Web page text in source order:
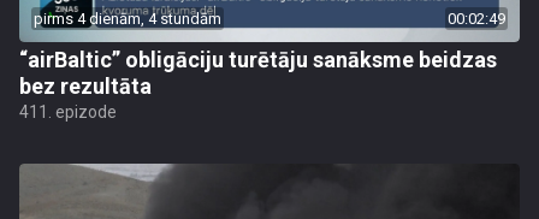
pirms 4 dienām, 4 stundām 00:02:49
“airBaltic” obligāciju turētāju sanāksme beidzas
bez rezultāta
411. epizode